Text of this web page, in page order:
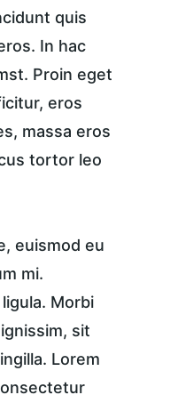
quis
In hac
Proin eget
eros
massa eros
tortor leo
euismod eu
mi.
Morbi
sit
Lorem